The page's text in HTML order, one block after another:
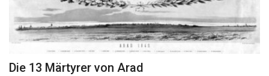
Die 13 Märtyrer von Arad